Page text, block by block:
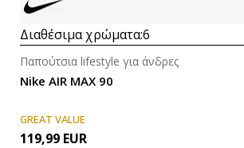
Διαθέσιμα χρώματα:6
Nike AIR MAX 90
Παπούτσια lifestyle για άνδρες
GREAT VALUE
119,99 EUR